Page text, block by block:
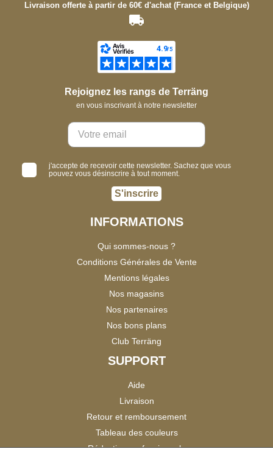
Livraison offerte à partir de 60€ d'achat (France et Belgique)
Rejoignez les rangs de Terräng
en vous inscrivant à notre newsletter
j'accepte de recevoir cette newsletter. Sachez que vous
pouvez vous désinscrire à tout moment.
S'inscrire
INFORMATIONS
Qui sommes-nous ?
Conditions Générales de Vente
Mentions légales
Nos magasins
Nos partenaires
Nos bons plans
Club Terräng
SUPPORT
Aide
Livraison
Retour et remboursement
Tableau des couleurs
Réduction professionnels